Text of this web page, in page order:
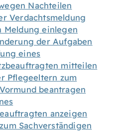
Nachteilen
Verdachtsmeldung
Meldung einlegen
der Aufgaben
eines
mitteilen
Pflegeeltern zum
beantragen
anzeigen
Sachverständigen